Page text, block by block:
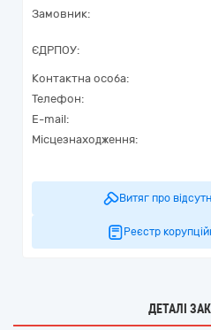
Замовник:
ЄДРПОУ:
Контактна особа:
Телефон:
E-mail:
Місцезнаходження:
Витяг про
Реєстр
ДЕТАЛІ